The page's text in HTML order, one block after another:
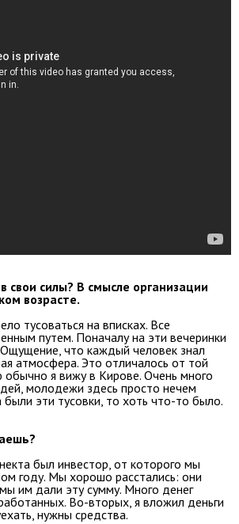
свои силы? В смысле организации
возрасте.
тусоваться на вписках. Все
путем. Поначалу на эти вечеринки
что каждый человек знал
атмосфера. Это отличалось от той
я вижу в Кирове. Очень много
молодежи здесь просто нечем
были эти тусовки, то хоть что-то было.
был инвестор, от которого мы
году. Мы хорошо расстались: они
им дали эту сумму. Много денег
Во-вторых, я вложил деньги
нужны средства.